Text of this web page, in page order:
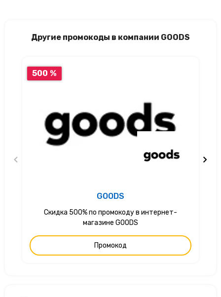
Другие промокоды в компании GOODS
500 %
GOODS
Скидка 500% по промокоду в интернет-
магазине GOODS
Промокод